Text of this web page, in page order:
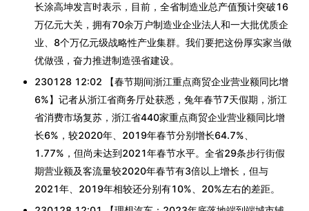
长涂高坤发言时表示，目前，全省制造业总产值预计突破16
万亿元大关，拥有70余万户制造业企业法人和一大批优质企
业、8个万亿元级战略性产业集群。我们要把这份厚实家当做
优做强，奋力推进制造强省建设。
230128 12:02 【春节期间浙江重点商贸企业营业额同比增
6%】记者从浙江省商务厅处获悉，兔年春节7天假期，浙江
省消费市场复苏，浙江省440家重点商贸企业营业额同比增
长6%，较2020年、2019年春节分别增长64.7%、
1.77%，但尚未达到2021年春节水平。全省29条步行街假
期营业额及客流量较2020年春节有3倍以上增长，但与
2021年、2019年相较还分别有10%、20%左右的差距。